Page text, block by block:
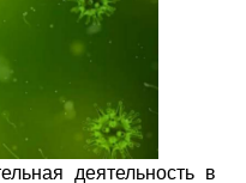
деятельность в